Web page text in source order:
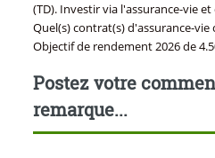
(TD). Investir via l'assurance-vie
Quel(s) contrat(s) d'assurance-vie
Objectif de rendement 2026 de
Postez votre
remarque...